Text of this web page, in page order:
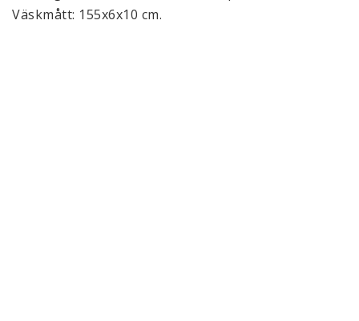
Väskmått: 155x6x10 cm.